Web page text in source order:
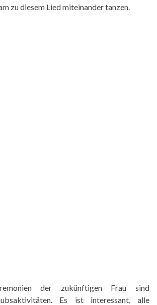
zu diesem Lied miteinander tanzen.
der zukünftigen Frau sind
Es ist interessant, alle